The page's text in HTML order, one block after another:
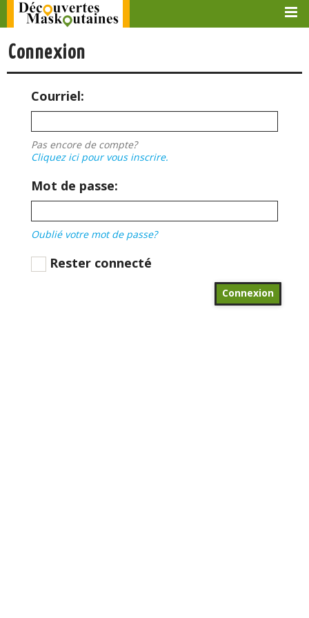
Connexion
Courriel:
Pas encore de compte?
Cliquez ici pour vous inscrire.
Mot de passe:
Oublié votre mot de passe?
Rester connecté
Connexion